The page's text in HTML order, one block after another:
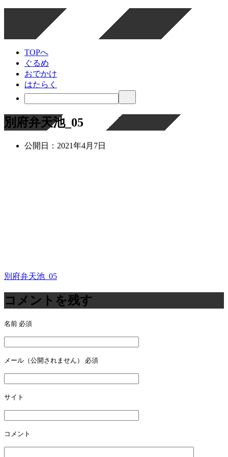
TOPへ
ぐるめ
おでかけ
はたらく
別府弁天池_05
公開日： 2021年4月7日
投
稿
ナ
ビ
ゲ
ー
シ
ョ
ン
別府弁天池_05
コメントを残す
名前 必須
メール（公開されません） 必須
サイト
コメント